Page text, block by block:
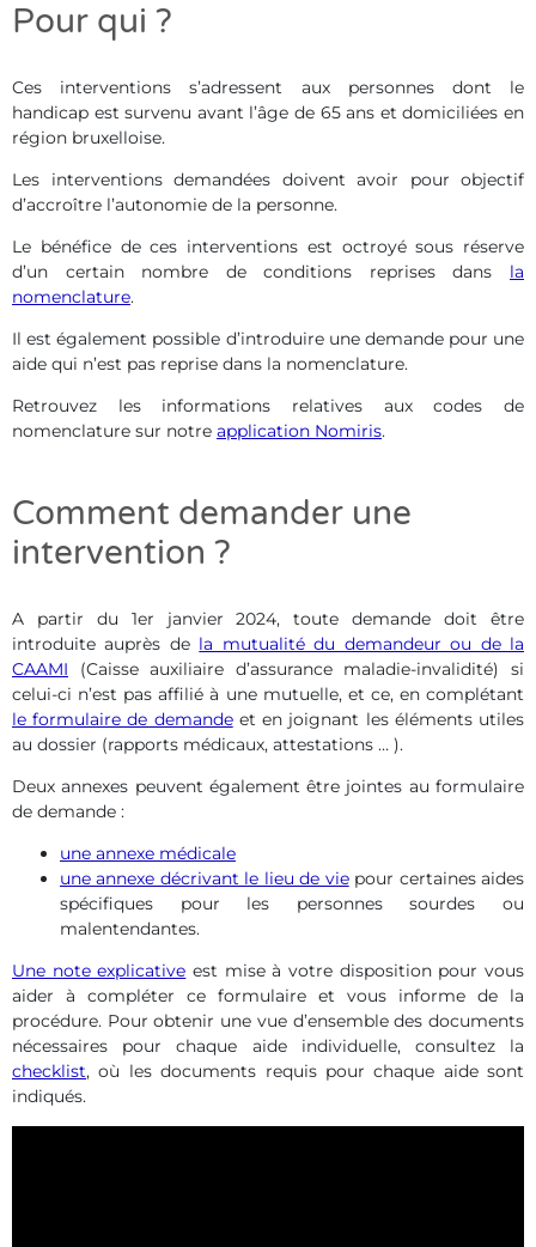
Pour qui ?
Ces interventions s’adressent aux personnes dont le
handicap est survenu avant l’âge de 65 ans et domiciliées en
région bruxelloise.
Les interventions demandées doivent avoir pour objectif
d’accroître l’autonomie de la personne.
Le bénéfice de ces interventions est octroyé sous réserve
d’un certain nombre de conditions reprises dans la
nomenclature.
Il est également possible d’introduire une demande pour une
aide qui n’est pas reprise dans la nomenclature.
Retrouvez les informations relatives aux codes de
nomenclature sur notre application Nomiris.
Comment demander une
intervention ?
A partir du 1er janvier 2024, toute demande doit être
introduite auprès de la mutualité du demandeur ou de la
CAAMI (Caisse auxiliaire d’assurance maladie-invalidité) si
celui-ci n’est pas affilié à une mutuelle, et ce, en complétant
le formulaire de demandeet en joignant les éléments utiles
au dossier (rapports médicaux, attestations … ).
Deux annexes peuvent également être jointes au formulaire
de demande :
une annexe médicale
une annexe décrivant le lieu de viepour certaines aides
spécifiques pour les personnes sourdes ou
malentendantes.
Une note explicative est mise à votre disposition pour vous
aider à compléter ce formulaire et vous informe de la
procédure. Pour obtenir une vue d’ensemble des documents
nécessaires pour chaque aide individuelle, consultez la
checklist, où les documents requis pour chaque aide sont
indiqués.